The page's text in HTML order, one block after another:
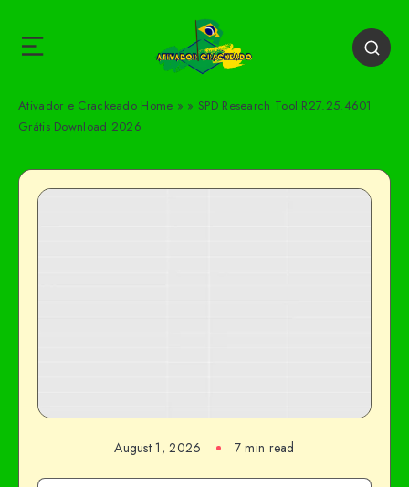
Ativador e Crackeado Home » »SPD Research Tool R27.25.4601
Grátis Download 2026
August 1, 2026 7 min read